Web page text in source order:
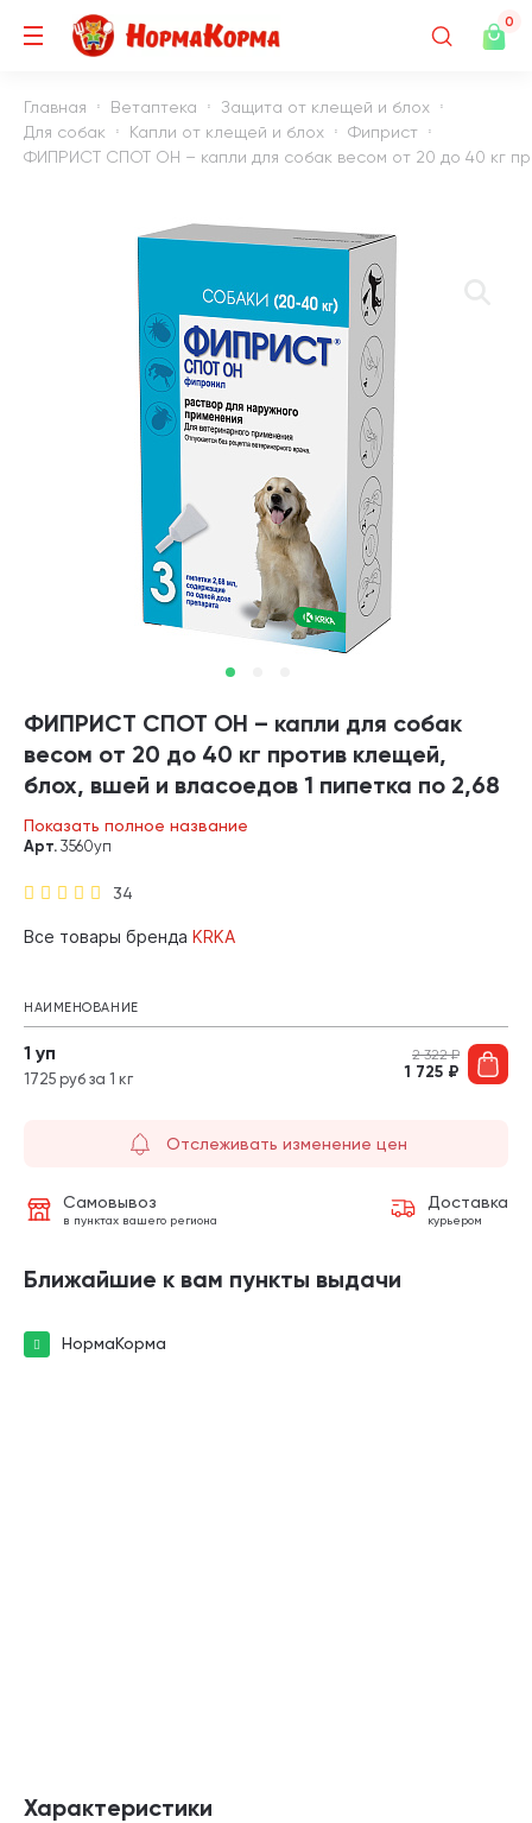
0
Главная Ветаптека
Защита от клещей и блох
Для собак
Капли от клещей и блох
Фиприст
ФИПРИСТ СПОТ ОН – капли для собак весом от 20 до 40 кг
ФИПРИСТ СПОТ ОН – капли для собак
весом от 20 до 40 кг против клещей,
блох, вшей и власоедов 1 пипетка по 2,68
мл KRKA (1 уп)
Показать полное название
34
Арт. 3560уп
Все товары бренда KRKA
НАИМЕНОВАНИЕ
1 уп
1725 руб за 1 кг
2 322₽
1 725 ₽
Отслеживать изменение цен
Самовывоз
в пунктах вашего региона
Доставка
курьером
Ближайшие к вам пункты выдачи
НормаКорма
Характеристики